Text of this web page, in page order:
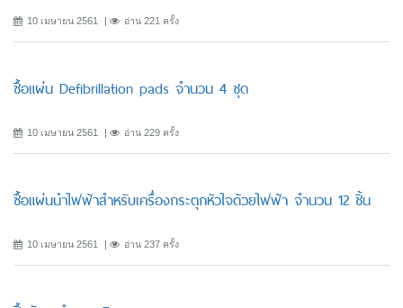
10 เมษายน 2561 อ่าน 221 ครั้ง
ซื้อแผ่น Defibrillation pads จำนวน 4 ชุด
10 เมษายน 2561 อ่าน 229 ครั้ง
ซื้อแผ่นนำไฟฟ้าสำหรับเครื่องกระตุกหัวใจด้วยไฟฟ้า จำนวน 12 ชิ้น
10 เมษายน 2561 อ่าน 237 ครั้ง